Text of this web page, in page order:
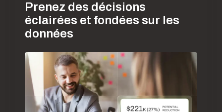
Prenez des décisions
éclairées et fondées sur les
données